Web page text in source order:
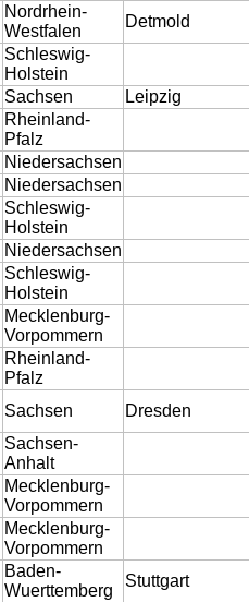
Nordrhein-
Westfalen
Detmold
Schleswig-
Holstein
Sachsen
Leipzig
Rheinland-
Pfalz
Niedersachsen
Niedersachsen
Schleswig-
Holstein
Niedersachsen
Schleswig-
Holstein
Mecklenburg-
Vorpommern
Rheinland-
Pfalz
Sachsen Dresden
Sachsen-
Anhalt
Mecklenburg-
Vorpommern
Mecklenburg-
Vorpommern
Baden-
Wuerttemberg
Stuttgart